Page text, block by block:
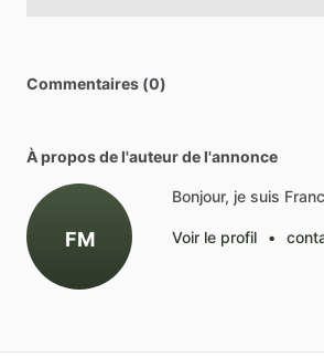
Commentaires (0)
À propos de l'auteur de l'annonce
FM
Bonjour, je suis
Voir le profil •